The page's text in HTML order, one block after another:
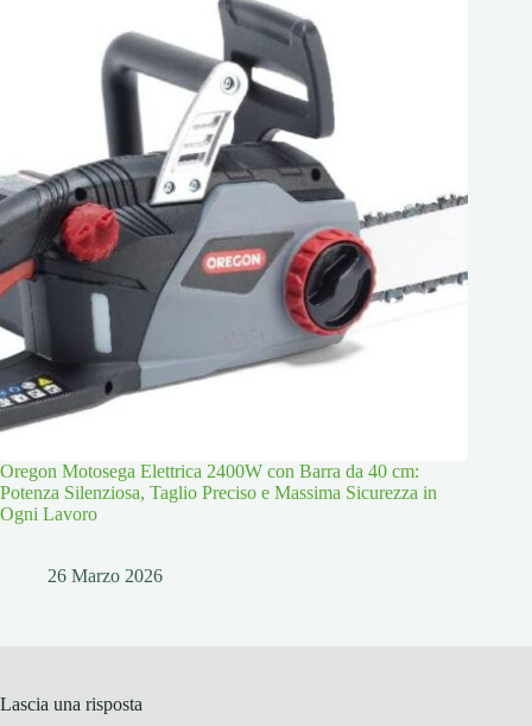
Oregon Motosega Elettrica 2400W con Barra da 40 cm:
Potenza Silenziosa, Taglio Preciso e Massima Sicurezza in
Ogni Lavoro
26 Marzo 2026
Lascia una risposta